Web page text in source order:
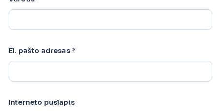
El. pašto adresas *
Interneto puslapis